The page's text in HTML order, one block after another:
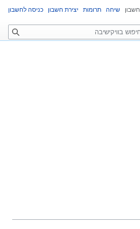
שיחה תרומות יצירת חשבון כניסה לחשבון